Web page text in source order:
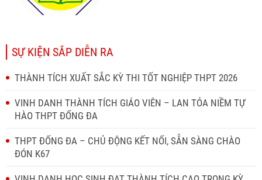
SỰ KIỆN SẮP DIỄN RA
THÀNH TÍCH XUẤT SẮC KỲ THI TỐT NGHIỆP THPT 2026
VINH DANH THÀNH TÍCH GIÁO VIÊN – LAN TỎA NIỀM TỰ
HÀO THPT ĐỐNG ĐA
THPT ĐỐNG ĐA – CHỦ ĐỘNG KẾT NỐI, SẴN SÀNG CHÀO
ĐÓN K67